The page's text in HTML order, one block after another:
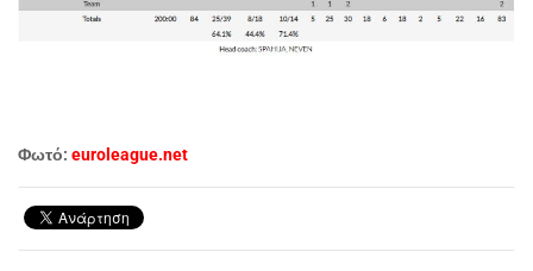
Φωτό: euroleague.net